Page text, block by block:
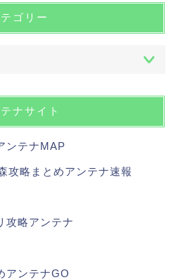
ゴリー
ナサイト
ンテナMAP
攻略まとめアンテナ速報
攻略アンテナ
アンテナGO